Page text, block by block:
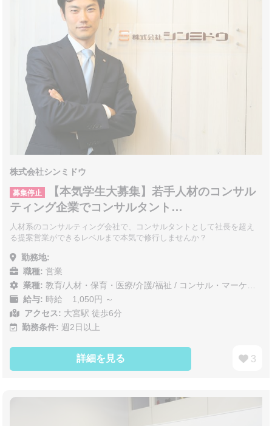
株式会社シンミドウ
募集停止
【本気学生大募集】若手人材のコンサル
ティング企業でコンサルタント…
人材系のコンサルティング会社で、コンサルタントとして社長を超え
る提案営業ができるレベルまで本気で修行しませんか？
勤務地:
職種: 営業
業種: 教育/人材・保育・医療/介護/福祉 / コンサル・マーケティング
給与: 時給 1,050円 ～
アクセス: 大宮駅 徒歩6分
勤務条件: 週2日以上
詳細を見る 3